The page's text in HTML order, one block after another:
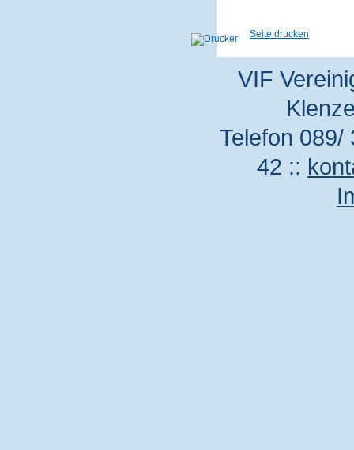
Seite drucken
VIF
Telefon
42 ::